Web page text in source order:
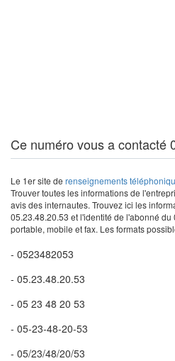
Ce numéro vous a contacté
Le 1er site de renseignements
Trouver toutes les informations de
avis des internautes. Trouvez ici les
05.23.48.20.53 et l'identité de l'abonné
portable, mobile et fax. Les formats
- 0523482053
- 05.23.48.20.53
- 05 23 48 20 53
- 05-23-48-20-53
- 05/23/48/20/53